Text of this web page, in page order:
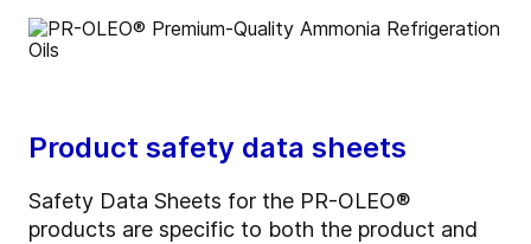
Product safety data sheets
Safety Data Sheets for the PR-OLEO®
products are specific to both the product and